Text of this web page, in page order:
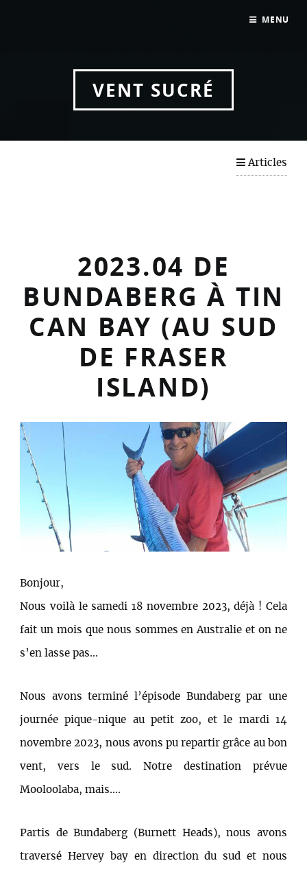
VENT SUCRÉ
Articles
2024.02 : Feu d’artifice du 31 décembre
2023.04 DE
BUNDABERG À TIN
CAN BAY (AU SUD
DE FRASER
ISLAND)
Bonjour,
Nous voilà le samedi 18 novembre 2023, déjà ! Cela
fait un mois que nous sommes en Australie et on ne
s’en lasse pas...
Nous avons terminé l’épisode Bundaberg par une
journée pique-nique au petit zoo, et le mardi 14
novembre 2023, nous avons pu repartir grâce au bon
vent, vers le sud. Notre destination prévue
Mooloolaba, mais....
Partis de Bundaberg (Burnett Heads), nous avons
traversé Hervey bay en direction du sud et nous
MENU